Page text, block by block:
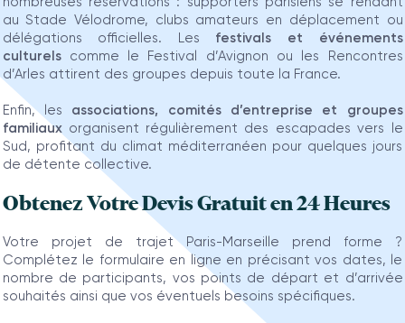
au Stade Vélodrome, clubs amateurs en déplacement ou
délégations officielles. Les festivals et événements
culturelscomme le Festival d’Avignon ou les Rencontres
d’Arles attirent des groupes depuis toute la France.
Enfin, les associations, comités d’entreprise et groupes
familiauxorganisent régulièrement des escapades vers le
Sud, profitant du climat méditerranéen pour quelques jours
de détente collective.
Obtenez Votre Devis Gratuit en 24 Heures
Votre projet de trajet Paris-Marseille prend forme ?
Complétez le formulaire en ligne en précisant vos dates, le
nombre de participants, vos points de départ et d’arrivée
souhaités ainsi que vos éventuels besoins spécifiques.